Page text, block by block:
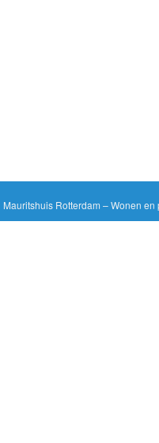
Mauritshuis Rotterdam – Wonen